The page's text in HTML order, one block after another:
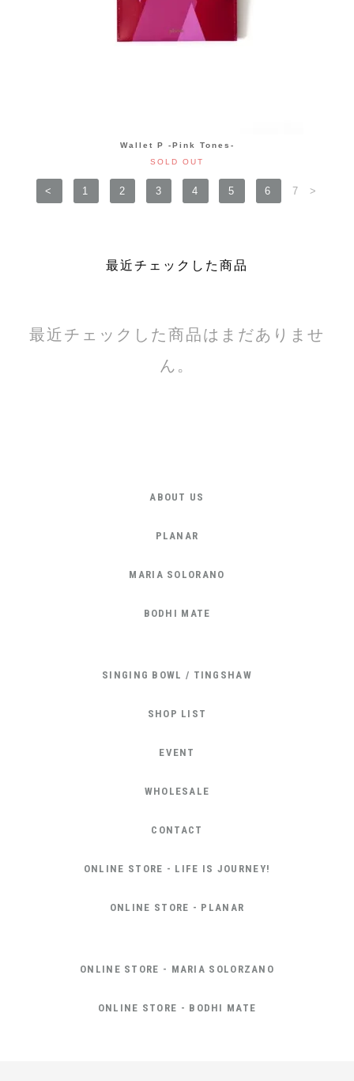
Wallet P -Pink Tones-
SOLD OUT
< 1 2 3 4 5 6 7 >
最近チェックした商品
最近チェックした商品はまだありませ
ん。
ABOUT US
PLANAR
MARIA SOLORANO
BODHI MATE
SINGING BOWL / TINGSHAW
SHOP LIST
EVENT
WHOLESALE
CONTACT
ONLINE STORE - LIFE IS JOURNEY!
ONLINE STORE - PLANAR
ONLINE STORE - MARIA SOLORZANO
ONLINE STORE - BODHI MATE